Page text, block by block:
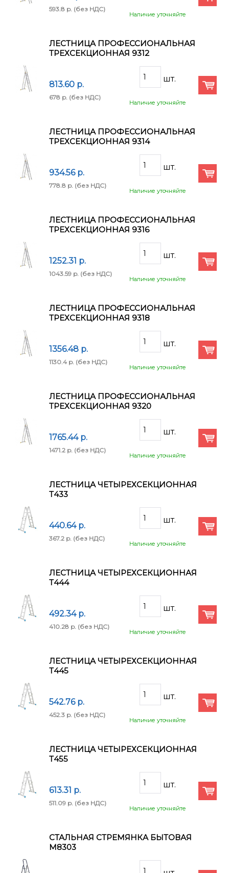
593.8 p. (без НДС)
Наличие уточняйте
ЛЕСТНИЦА ПРОФЕССИОНАЛЬНАЯ
ТРЕХСЕКЦИОННАЯ 9312
813.60 p.
678 p. (без НДС)
Наличие уточняйте
ЛЕСТНИЦА ПРОФЕССИОНАЛЬНАЯ
ТРЕХСЕКЦИОННАЯ 9314
934.56 p.
778.8 p. (без НДС)
Наличие уточняйте
ЛЕСТНИЦА ПРОФЕССИОНАЛЬНАЯ
ТРЕХСЕКЦИОННАЯ 9316
1252.31 p.
1043.59 p. (без НДС)
Наличие уточняйте
ЛЕСТНИЦА ПРОФЕССИОНАЛЬНАЯ
ТРЕХСЕКЦИОННАЯ 9318
1356.48 p.
1130.4 p. (без НДС)
Наличие уточняйте
ЛЕСТНИЦА ПРОФЕССИОНАЛЬНАЯ
ТРЕХСЕКЦИОННАЯ 9320
1765.44 p.
1471.2 p. (без НДС)
Наличие уточняйте
ЛЕСТНИЦА ЧЕТЫРЕХСЕКЦИОННАЯ
Т433
440.64 p.
367.2 p. (без НДС)
Наличие уточняйте
ЛЕСТНИЦА ЧЕТЫРЕХСЕКЦИОННАЯ
Т444
492.34 p.
410.28 p. (без НДС)
Наличие уточняйте
ЛЕСТНИЦА ЧЕТЫРЕХСЕКЦИОННАЯ
Т445
542.76 p.
452.3 p. (без НДС)
Наличие уточняйте
ЛЕСТНИЦА ЧЕТЫРЕХСЕКЦИОННАЯ
Т455
613.31 p.
511.09 p. (без НДС)
Наличие уточняйте
СТАЛЬНАЯ СТРЕМЯНКА БЫТОВАЯ
М8303